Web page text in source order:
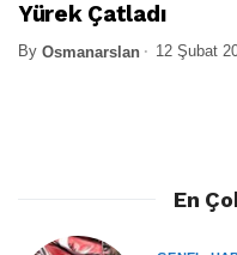
Yürek Çatladı
By Osmanarslan 12 Şubat
En